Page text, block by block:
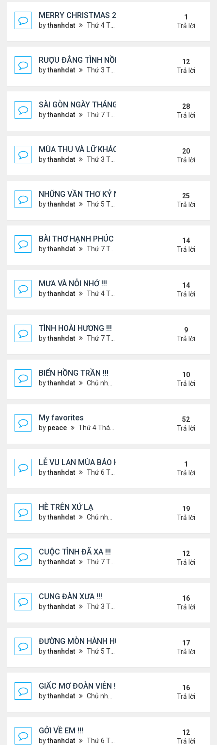
MERRY CHRISTMAS 2025 & HAPPY NEW YEAR
bythanhdat Thứ 4 Tháng 12 24, 2025 1:30 pm
1
Trả lời
RƯỢU ĐẮNG TÌNH NỒNG !!!
bythanhdat Thứ 3 Tháng 8 06, 2024 3:49 pm
12
Trả lời
SÀI GÒN NGÀY THÁNG CŨ
bythanhdat Thứ 7 Tháng 6 29, 2024 9:26 am
28
Trả lời
MÙA THU VÀ LỮ KHÁCH !!!
bythanhdat Thứ 3 Tháng 9 10, 2024 1:52 pm
20
Trả lời
NHỮNG VẦN THƠ KỶ NIỆM !!!
bythanhdat Thứ 5 Tháng 7 18, 2024 9:14 am
25
Trả lời
BÀI THƠ HẠNH PHÚC !!!
bythanhdat Thứ 7 Tháng 7 20, 2024 2:25 pm
14
Trả lời
MƯA VÀ NỖI NHỚ !!!
bythanhdat Thứ 4 Tháng 7 10, 2024 8:41 am
14
Trả lời
TÌNH HOÀI HƯƠNG !!!
bythanhdat Thứ 7 Tháng 2 22, 2025 1:32 pm
9
Trả lời
BIỂN HỒNG TRẦN !!!
bythanhdat Chủ nhật Tháng 10 27, 2024 2:17 pm
10
Trả lời
My favorites
by peace Thứ 4 Tháng 9 04, 2024 12:11 pm
52
Trả lời
LỄ VU LAN MÙA BÁO HIẾU !!!
bythanhdat Thứ 6 Tháng 9 05, 2025 1:52 pm
1
Trả lời
HÈ TRÊN XỨ LẠ
bythanhdat Chủ nhật Tháng 6 30, 2024 12:19 pm
19
Trả lời
CUỘC TÌNH ĐÃ XA !!!
bythanhdat Thứ 7 Tháng 12 14, 2024 2:15 am
12
Trả lời
CUNG ĐÀN XƯA !!!
bythanhdat Thứ 3 Tháng 7 23, 2024 3:22 pm
16
Trả lời
ĐƯỜNG MÒN HÀNH HƯƠNG !!!
bythanhdat Thứ 5 Tháng 3 20, 2025 5:00 pm
17
Trả lời
GIẤC MƠ ĐOÀN VIÊN !!!
bythanhdat Chủ nhật Tháng 7 14, 2024 10:46 am
16
Trả lời
GỞI VỀ EM !!!
bythanhdat Thứ 6 Tháng 7 19, 2024 5:22 pm
12
Trả lời